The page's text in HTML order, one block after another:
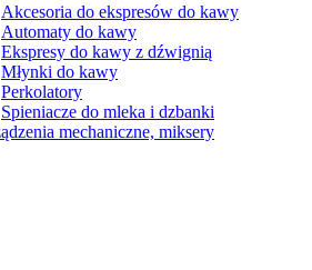
Akcesoria do ekspresów do kawy
Automaty do kawy
Ekspresy do kawy z dźwignią
Młynki do kawy
Perkolatory
Spieniacze do mleka i dzbanki